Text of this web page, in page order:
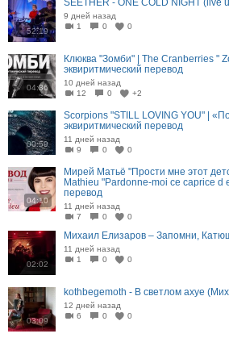
52:19
SEETHER - ONE COLD NIGHT (live
9 дней назад
1
0 0
04:36
Клюква "Зомби" | The Cranberries "
эквиритмический перевод
10 дней назад
12
0 +2
00:59
Scorpions "STILL LOVING YOU" |
эквиритмический перевод
11 дней назад
9
0 0
04:10
Мирей Матьё "Прости мне этот
Mathieu "Pardonne-moi ce caprice d
перевод
11 дней назад
7
0 0
02:02
Михаил Елизаров – Запомни,
11 дней назад
1
0 0
03:09
kothbegemoth - В светлом ахуе
12 дней назад
6
0 0